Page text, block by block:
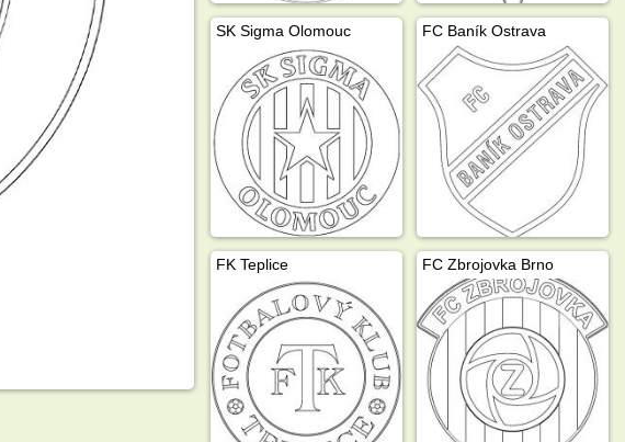
SK Sigma Olomouc FC Baník Ostrava
FK Teplice FC Zbrojovka Brno